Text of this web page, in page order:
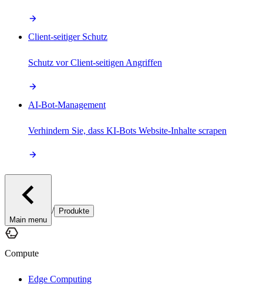
Client-seitiger Schutz
Schutz vor Client-seitigen Angriffen
AI-Bot-Management
Verhindern Sie, dass KI-Bots Website-Inhalte scrapen
Main menu
/ Produkte
Compute
Edge Computing